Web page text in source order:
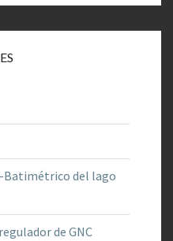
Batimétrico del lago
de GNC